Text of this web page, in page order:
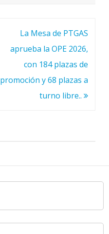
La Mesa de PTGAS
aprueba la OPE 2026,
con 184 plazas de
promoción y 68 plazas a
turno libre..